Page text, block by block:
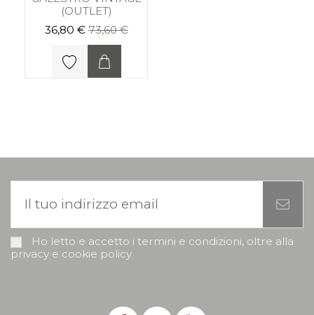
(OUTLET)
36,80 €73,60 €
Ho letto e accetto i termini e condizioni, oltre alla
privacy e cookie policy